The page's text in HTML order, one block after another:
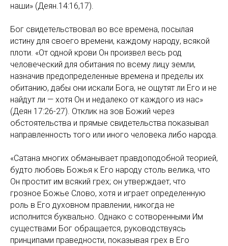
наши» (Деян.14:16,17).
Бог свидетельствовал во все времена, посылая
истину для своего времени, каждому народу, всякой
плоти. «От одной крови Он произвел весь род
человеческий для обитания по всему лицу земли,
назначив предопределенные времена и пределы их
обитанию, дабы они искали Бога, не ощутят ли Его и не
найдут ли — хотя Он и недалеко от каждого из нас»
(Деян 17:26-27). Отклик на зов Божий через
обстоятельства и прямые свидетельства показывал
направленность того или иного человека либо народа.
«Сатана многих обманывает правдоподобной теорией,
будто любовь Божья к Его народу столь велика, что
Он простит им всякий грех; он утверждает, что
грозное Божье Слово, хотя и играет определенную
роль в Его духовном правлении, никогда не
исполнится буквально. Однако с сотворенными Им
существами Бог обращается, руководствуясь
принципами праведности, показывая грех в Его